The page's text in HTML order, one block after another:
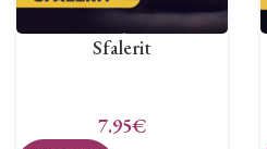
Sfalerit
7.95€